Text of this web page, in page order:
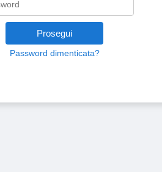
Prosegui
Password dimenticata?